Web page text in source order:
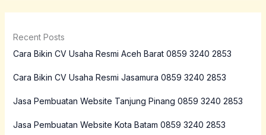
Recent Posts
Cara Bikin CV Usaha Resmi Aceh Barat 0859 3240 2853
Cara Bikin CV Usaha Resmi Jasamura 0859 3240 2853
Jasa Pembuatan Website Tanjung Pinang 0859 3240 2853
Jasa Pembuatan Website Kota Batam 0859 3240 2853